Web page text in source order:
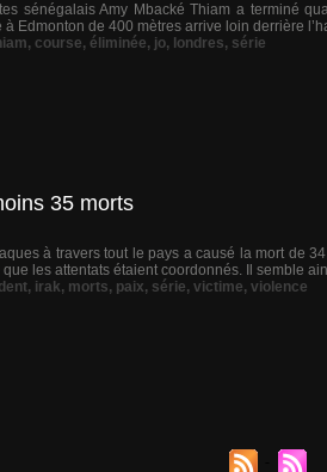
sénégalais Amy Mbacké Thiam a terminé
Edmonton de 400 mètres arrive loin derrière
, course, éliminée, jo, londres, série
35 morts
à travers tout le pays a causé la mort de
que les attentats étaient coordonnés. Il semble
, irak, morts, paix, série, victime, violence